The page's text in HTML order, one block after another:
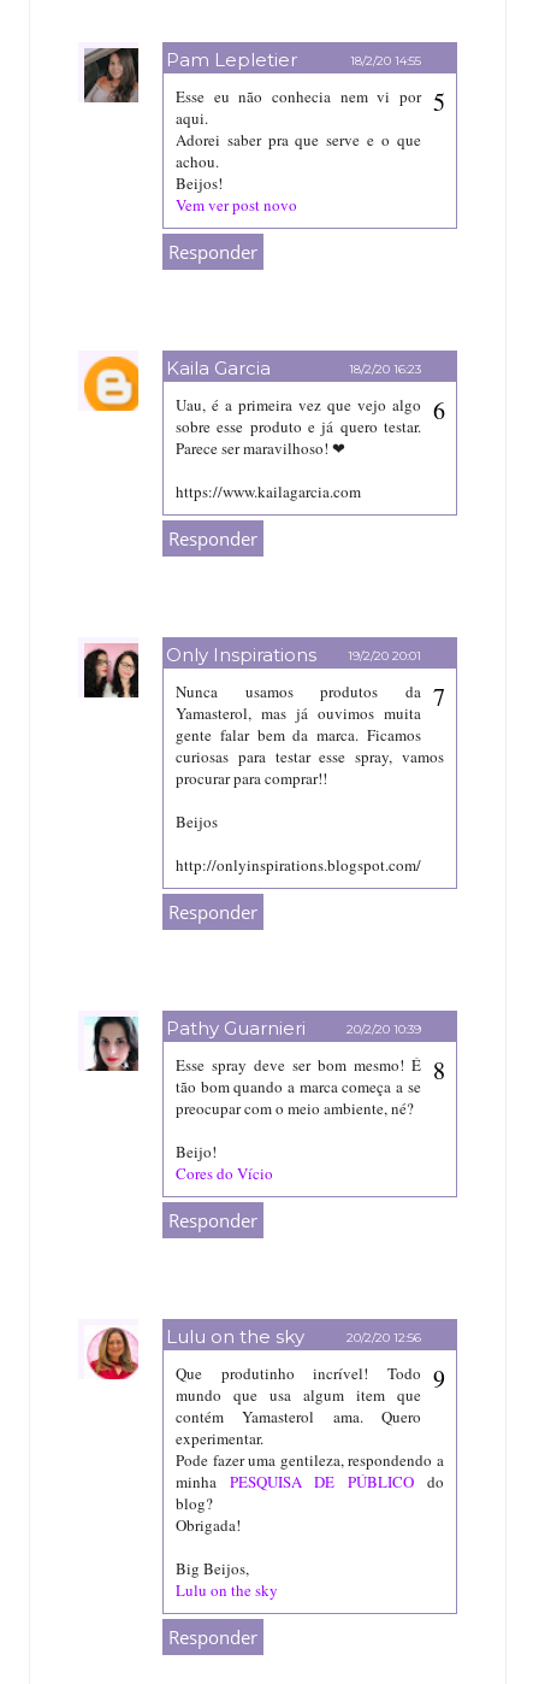
Pam Lepletier 18/2/20 14:55
Esse eu não conhecia nem vi por
aqui.
Adorei saber pra que serve e o que
achou.
Beijos!
Vem ver post novo
Responder
Kaila Garcia 18/2/20 16:23
Uau, é a primeira vez que vejo algo
sobre esse produto e já quero testar.
Parece ser maravilhoso! ❤
https://www.kailagarcia.com
Responder
Only Inspirations 19/2/20 20:01
Nunca usamos produtos da
Yamasterol, mas já ouvimos muita
gente falar bem da marca. Ficamos
curiosas para testar esse spray, vamos
procurar para comprar!!
Beijos
http://onlyinspirations.blogspot.com/
Responder
Pathy Guarnieri 20/2/20 10:39
Esse spray deve ser bom mesmo! É
tão bom quando a marca começa a se
preocupar com o meio ambiente, né?
Beijo!
Cores do Vício
Responder
Lulu on the sky 20/2/20 12:56
Que produtinho incrível! Todo
mundo que usa algum item que
contém Yamasterol ama. Quero
experimentar.
Pode fazer uma gentileza, respondendo a
minha PESQUISA DE PÚBLICO do
blog?
Obrigada!
Big Beijos,
Lulu on the sky
Responder